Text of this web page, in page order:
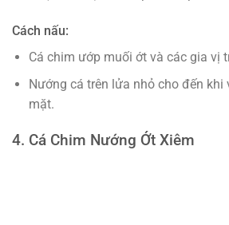
Cách nấu:
Cá chim ướp muối ớt và các gia vị
Nướng cá trên lửa nhỏ cho đến khi
mặt.
4. Cá Chim Nướng Ớt Xiêm